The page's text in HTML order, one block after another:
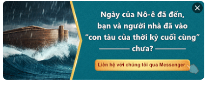
12:48
Lời Đức Chúa Trời | Những lời
của Đức Chúa Trời với toàn vũ
trụ: Chương 16
Lời Đức Chúa Trời | Những lời
của Đức Chúa Trời với toàn vũ